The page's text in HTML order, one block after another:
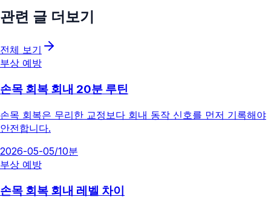
관련 글 더보기
전체 보기
부상 예방
손목 회복 회내 20분 루틴
손목 회복은 무리한 교정보다 회내 동작 신호를 먼저 기록해야
안전합니다.
2026-05-05/10분
부상 예방
손목 회복 회내 레벨 차이